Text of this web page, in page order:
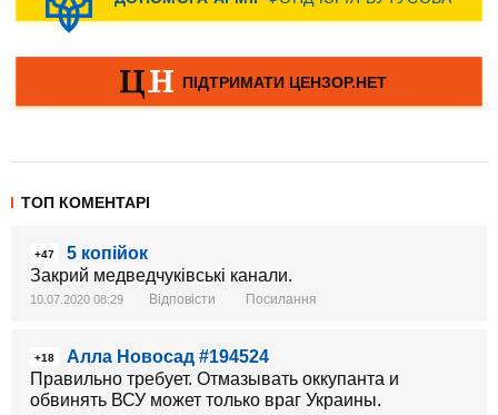
ТОП КОМЕНТАРІ
+47
5 копійок
Закрий медведчуківські канали.
10.07.2020 08:29 Відповісти Посилання
+18
Алла Новосад #194524
Правильно требует. Отмазывать оккупанта и
обвинять ВСУ может только враг Украины.